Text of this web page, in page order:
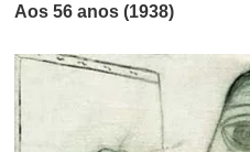
Aos 56 anos (1938)